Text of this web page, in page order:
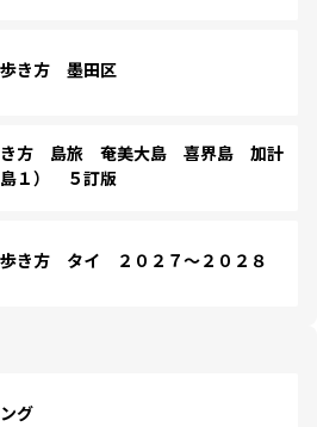
き方 墨田区
き方 島旅 奄美大島 喜界島 加計
１） ５訂版
き方 タイ ２０２７～２０２８
グ